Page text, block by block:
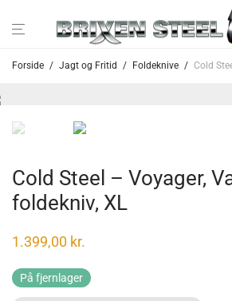
Forside / Jagt og Fritid / Foldeknive / Cold Steel
Cold Steel – Voyager,
foldekniv, XL
1.399,00 kr.
På fjernlager